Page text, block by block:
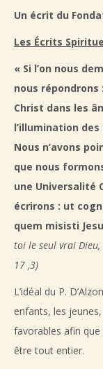
Un écrit du
Les Écrits
« Si l’on nous
nous répondrons
Christ dans les
l’illumination
Nous n’avons
que nous
une Universalité
écrirons : ut
quem misisti
toi le seul vrai Dieu,
17 ,3)
L’idéal du P.
enfants, les
favorables afin
être tout entier.